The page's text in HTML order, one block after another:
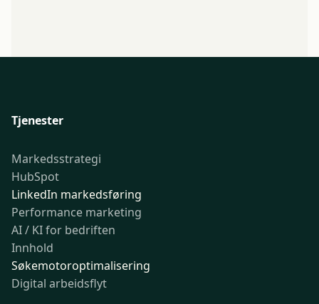
Tjenester
Markedsstrategi
HubSpot
LinkedIn markedsføring
Performance marketing
AI / KI for bedriften
Innhold
Søkemotoroptimalisering
Digital arbeidsflyt